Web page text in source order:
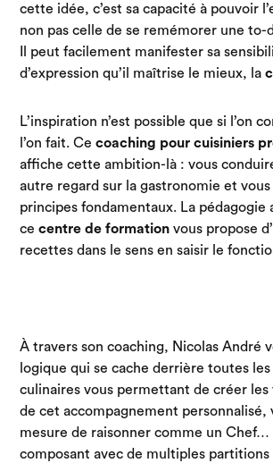
cette idée, c’est sa capacité à pouvoir
non pas celle de se remémorer une to-
Il peut facilement manifester sa
d’expression qu’il maîtrise le mieux, la
L’inspiration n’est possible que si l’on
l’on fait. Cecoaching pour cuisiniers
affiche cette ambition-là : vous
autre regard sur la gastronomie et
principes fondamentaux. La pédagogie
cecentre de formation vous propose
recettes dans le sens en saisir le
À travers son coaching, Nicolas André
logique qui se cache derrière toutes
culinaires vous permettant de créer les
de cet accompagnement personnalisé,
mesure de raisonner comme un Chef…
composant avec de multiples partitions